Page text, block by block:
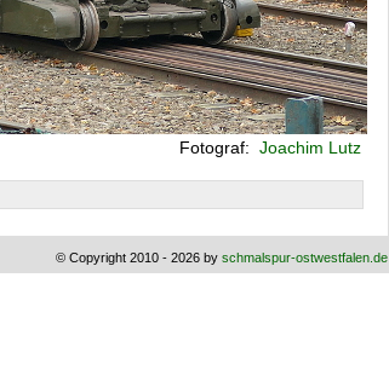
Fotograf: Joachim Lutz
© Copyright 2010 - 2026 by schmalspur-ostwestfalen.de